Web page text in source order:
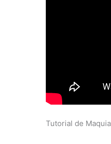
Tutorial de